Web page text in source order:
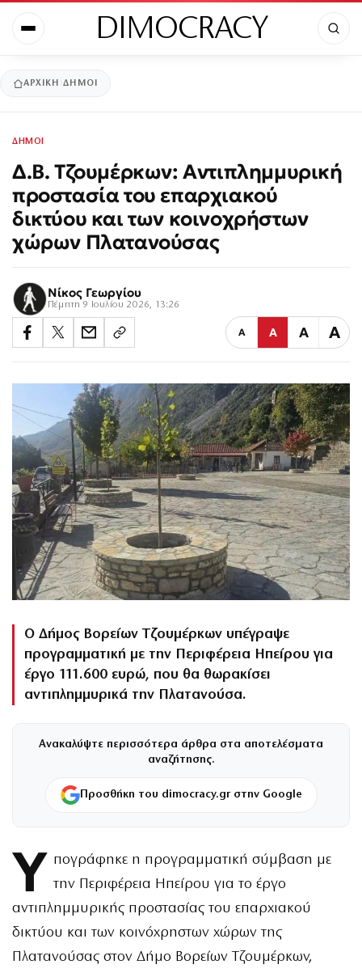
DIMOCRACY
ΑΡΧΙΚΉ ΔΗΜΟΙ
ΔΗΜΟΙ
Δ.Β. Τζουμέρκων: Αντιπλημμυρική
προστασία του επαρχιακού
δικτύου και των κοινοχρήστων
χώρων Πλατανούσας
Νίκος Γεωργίου
Πέμπτη 9 Ιουλίου 2026, 13:26
Α Α Α Α
Ο Δήμος Βορείων Τζουμέρκων υπέγραψε
προγραμματική με την Περιφέρεια Ηπείρου για
έργο 111.600 ευρώ, που θα θωρακίσει
αντιπλημμυρικά την Πλατανούσα.
Ανακαλύψτε περισσότερα άρθρα στα αποτελέσματα
αναζήτησης.
Προσθήκη του dimocracy.gr στην Google
Υ πογράφηκε η προγραμματική σύμβαση με
την Περιφέρεια Ηπείρου για το έργο
αντιπλημμυρικής προστασίας του επαρχιακού
δικτύου και των κοινόχρηστων χώρων της
Πλατανούσας στον Δήμο Βορείων Τζουμέρκων,